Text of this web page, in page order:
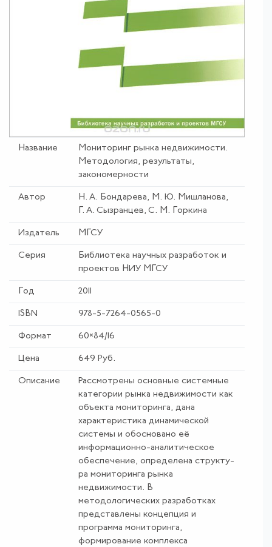
Название Мониторинг рынка недвижимости.
Методология, результаты,
закономерности
Автор
Н. А. Бондарева, М. Ю. Мишланова,
Г. А. Сызранцев, С. М. Горкина
Издатель МГСУ
Серия
Библиотека научных разработок и
проектов НИУ МГСУ
Год 2011
ISBN 978-5-7264-0565-0
Формат 60×84/16
Цена 649 Руб.
Описание
Рассмотрены основные системные
категории рынка недвижимости как
объекта мониторинга, дана
характеристика динамической
системы и обос­новано её
информационно-аналитическое
обеспечение, определена структу­
ра мониторинга рынка
недвижимости. В
методологических разработках
представлены концепция и
программа мониторинга,
формирование ком­плекса